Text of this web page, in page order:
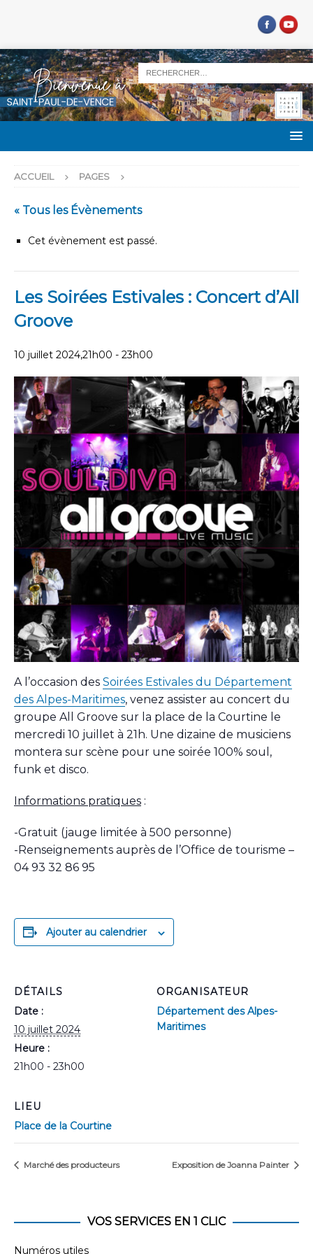
ACCUEIL PAGES
« Tous les Évènements
Cet évènement est passé.
Les Soirées Estivales : Concert d’All
Groove
10 juillet 2024,21h00 - 23h00
A l’occasion des Soirées Estivales du Département
des Alpes-Maritimes, venez assister au concert du
groupe All Groove sur la place de la Courtine le
mercredi 10 juillet à 21h. Une dizaine de musiciens
montera sur scène pour une soirée 100% soul,
funk et disco.
Informations pratiques :
-Gratuit (jauge limitée à 500 personne)
-Renseignements auprès de l’Office de tourisme –
04 93 32 86 95
Ajouter au calendrier
DÉTAILS
Date :
10 juillet 2024
Heure :
21h00 - 23h00
ORGANISATEUR
Département des Alpes-
Maritimes
LIEU
Place de la Courtine
Marché des producteurs Exposition de Joanna Painter
VOS SERVICES EN 1 CLIC
Numéros utiles